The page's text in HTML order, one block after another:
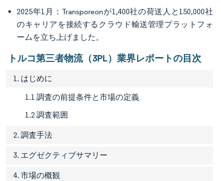
2025年1月：Transporeonが1,400社の荷送人と150,000社
のキャリアを接続するクラウド輸送管理プラットフォ
ームを立ち上げました。
トルコ第三者物流（3PL）業界レポートの目次
1. はじめに
1.1 調査の前提条件と市場の定義
1.2 調査範囲
2. 調査手法
3. エグゼクティブサマリー
4. 市場の概観